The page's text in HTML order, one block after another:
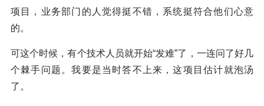
项目，业务部门的人觉得挺不错，系统挺符合他们心意
的。
可这个时候，有个技术人员就开始“发难”了，一连问了好几
个棘手问题。我要是当时答不上来，这项目估计就泡汤
了。